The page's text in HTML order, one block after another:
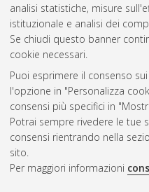
analisi statistiche, misure
istituzionale e analisi dei
Se chiudi questo banner
cookie necessari.
Puoi esprimere il consenso
l'opzione in "Personalizza
consensi più specifici in
Potrai sempre rivedere le tue
consensi rientrando nella
sito.
Per maggiori informazioni
Gestione
Atom
Rss 1.0
Rss 2.0
AMS Laurea